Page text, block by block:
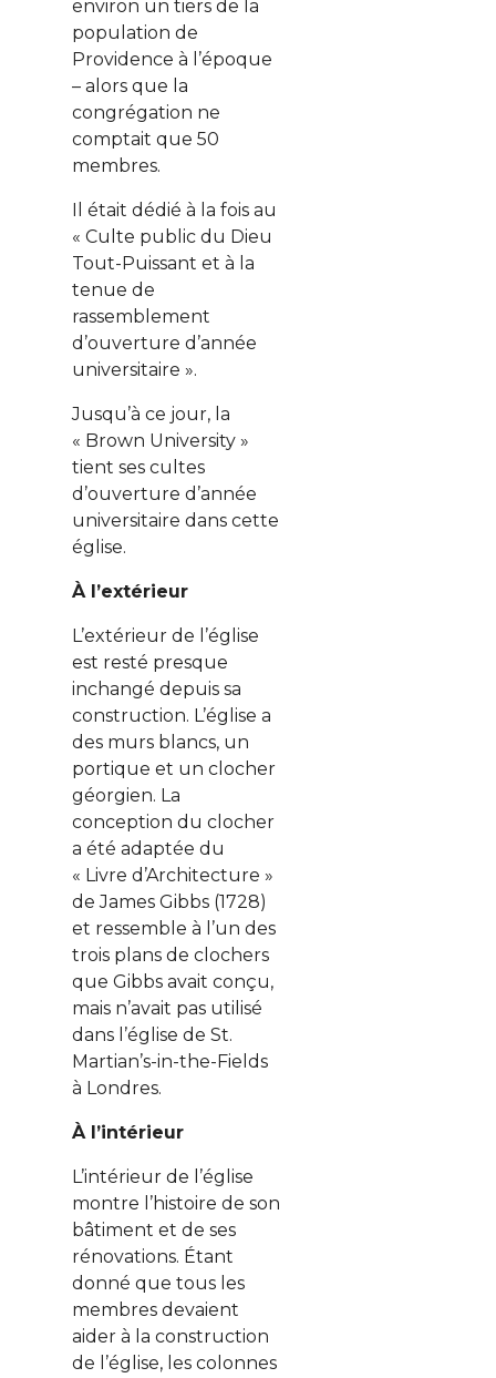
environ un tiers de la
population de
Providence à l’époque
– alors que la
congrégation ne
comptait que 50
membres.
Il était dédié à la fois au
« Culte public du Dieu
Tout-Puissant et à la
tenue de
rassemblement
d’ouverture d’année
universitaire ».
Jusqu’à ce jour, la
« Brown University »
tient ses cultes
d’ouverture d’année
universitaire dans cette
église.
À l’extérieur
L’extérieur de l’église
est resté presque
inchangé depuis sa
construction. L’église a
des murs blancs, un
portique et un clocher
géorgien. La
conception du clocher
a été adaptée du
« Livre d’Architecture »
de James Gibbs (1728)
et ressemble à l’un des
trois plans de clochers
que Gibbs avait conçu,
mais n’avait pas utilisé
dans l’église de St.
Martian’s-in-the-Fields
à Londres.
À l’intérieur
L’intérieur de l’église
montre l’histoire de son
bâtiment et de ses
rénovations. Étant
donné que tous les
membres devaient
aider à la construction
de l’église, les colonnes